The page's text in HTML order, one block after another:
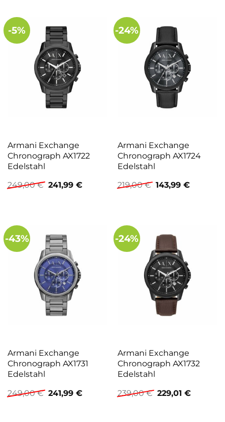
-5%
Armani Exchange
Chronograph AX1722
Edelstahl
249,00€ Ursprünglicher
Preis
241,99 €Aktueller
-24%
Armani Exchange
Chronograph AX1724
Edelstahl
219,00€ Ursprünglicher
Preis
143,99 €
-43%
Armani Exchange
Chronograph AX1731
Edelstahl
249,00€ Ursprünglicher
Preis
241,99 €Aktueller
-24%
Armani Exchange
Chronograph AX1732
Edelstahl
239,00€ Ursprünglicher
Preis
229,01 €